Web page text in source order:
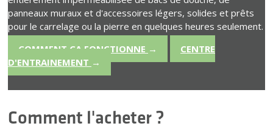
panneaux muraux et d'accessoires légers, solides et prêts
pour le carrelage ou la pierre en quelques heures seulement.
COMMENT ÇA FONCTIONNE →
CENTRE
D'ENTRAINEMENT →
Comment l'acheter ?